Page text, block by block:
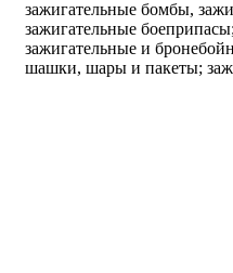
зажигательные бомбы,
зажигательные
зажигательные и
шашки, шары и пакеты;